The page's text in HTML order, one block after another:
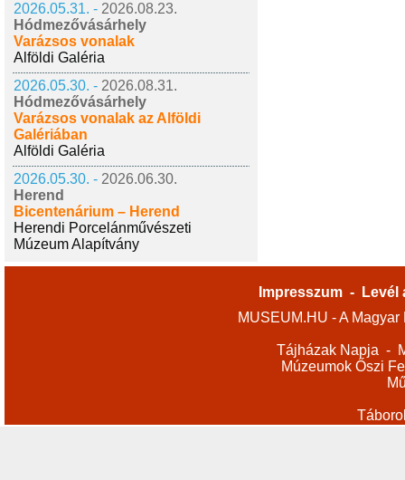
2026.05.31. - 2026.08.23.
Hódmezővásárhely
Varázsos vonalak
Alföldi Galéria
2026.05.30. - 2026.08.31.
Hódmezővásárhely
Varázsos vonalak az Alföldi
Galériában
Alföldi Galéria
2026.05.30. - 2026.06.30.
Herend
Bicentenárium – Herend
Herendi Porcelánművészeti
Múzeum Alapítvány
Impresszum -
Levél
MUSEUM.HU - A
Tájházak Napja -
Múzeumok Őszi